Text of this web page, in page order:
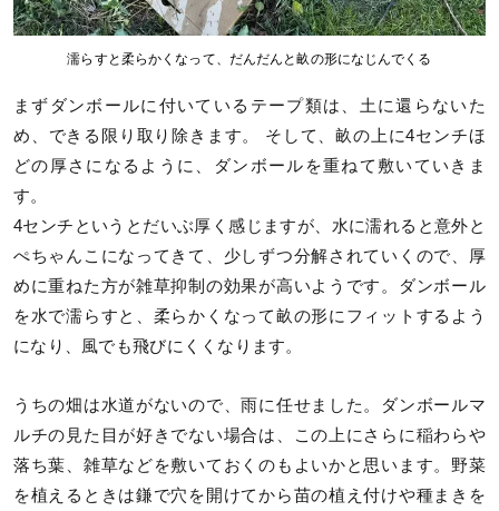
濡らすと柔らかくなって、だんだんと畝の形になじんでくる
まずダンボールに付いているテープ類は、土に還らないた
め、できる限り取り除きます。 そして、畝の上に4センチほ
どの厚さになるように、ダンボールを重ねて敷いていきま
す。
4センチというとだいぶ厚く感じますが、水に濡れると意外と
ぺちゃんこになってきて、少しずつ分解されていくので、厚
めに重ねた方が雑草抑制の効果が高いようです。ダンボール
を水で濡らすと、柔らかくなって畝の形にフィットするよう
になり、風でも飛びにくくなります。
うちの畑は水道がないので、雨に任せました。ダンボールマ
ルチの見た目が好きでない場合は、この上にさらに稲わらや
落ち葉、雑草などを敷いておくのもよいかと思います。野菜
を植えるときは鎌で穴を開けてから苗の植え付けや種まきを